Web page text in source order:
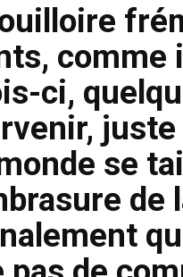
ci,
se